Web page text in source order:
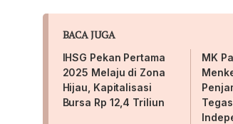
BACA JUGA
IHSG Pekan Pertama
2025 Melaju di Zona
Hijau, Kapitalisasi
Bursa Rp 12,4 Triliun
MK